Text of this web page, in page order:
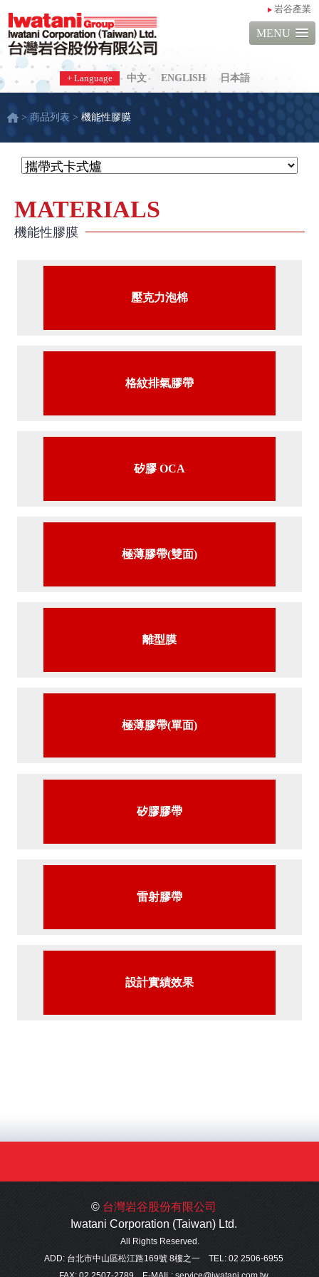
MENU
岩谷產業
+ Language 中文 ENGLISH 日本語
> 商品列表 > 機能性膠膜
MATERIALS
機能性膠膜
壓克力泡棉
格紋排氣膠帶
矽膠 OCA
極薄膠帶(雙面)
離型膜
極薄膠帶(單面)
矽膠膠帶
雷射膠帶
設計實績效果
© 台灣岩谷股份有限公司
Iwatani Corporation (Taiwan) Ltd.
All Rights Reserved.
ADD: 台北市中山區松江路169號 8樓之一
TEL: 02 2506-6955